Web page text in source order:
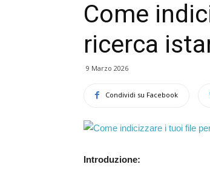
Come
ricerca
9 Marzo 2026
Condividi su Facebook
Introduzione: